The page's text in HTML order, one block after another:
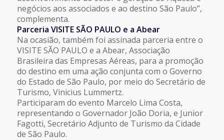
negócios aos associados e ao destino São Paulo”,
complementa.
Parceria VISITE SÃO PAULO e a Abear
Na ocasião, também foi assinada parceria entre o
VISITE SÃO PAULO e a Abear, Associação
Brasileira das Empresas Aéreas, para a promoção
do destino em uma ação conjunta com o Governo
do Estado de São Paulo, por meio do Secretário de
Turismo, Vinicius Lummertz.
Participaram do evento Marcelo Lima Costa,
representando o Governador João Doria, e Junior
Fagotti, Secretário Adjunto de Turismo da Cidade
de São Paulo.